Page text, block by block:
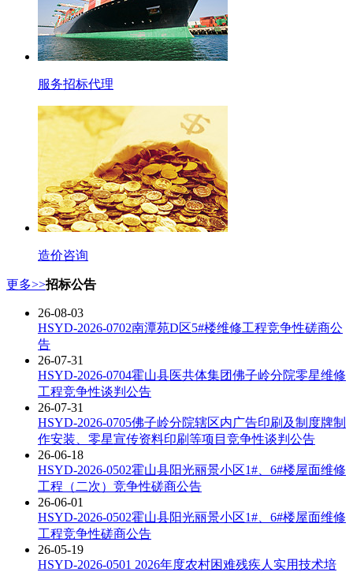
服务招标代理
造价咨询
更多>>招标公告
26-08-03
HSYD-2026-0702南潭苑D区5#楼维修工程竞争性磋商公
告
26-07-31
HSYD-2026-0704霍山县医共体集团佛子岭分院零星维修
工程竞争性谈判公告
26-07-31
HSYD-2026-0705佛子岭分院辖区内广告印刷及制度牌制
作安装、零星宣传资料印刷等项目竞争性谈判公告
26-06-18
HSYD-2026-0502霍山县阳光丽景小区1#、6#楼屋面维修
工程（二次）竞争性磋商公告
26-06-01
HSYD-2026-0502霍山县阳光丽景小区1#、6#楼屋面维修
工程竞争性磋商公告
26-05-19
HSYD-2026-0501 2026年度农村困难残疾人实用技术培